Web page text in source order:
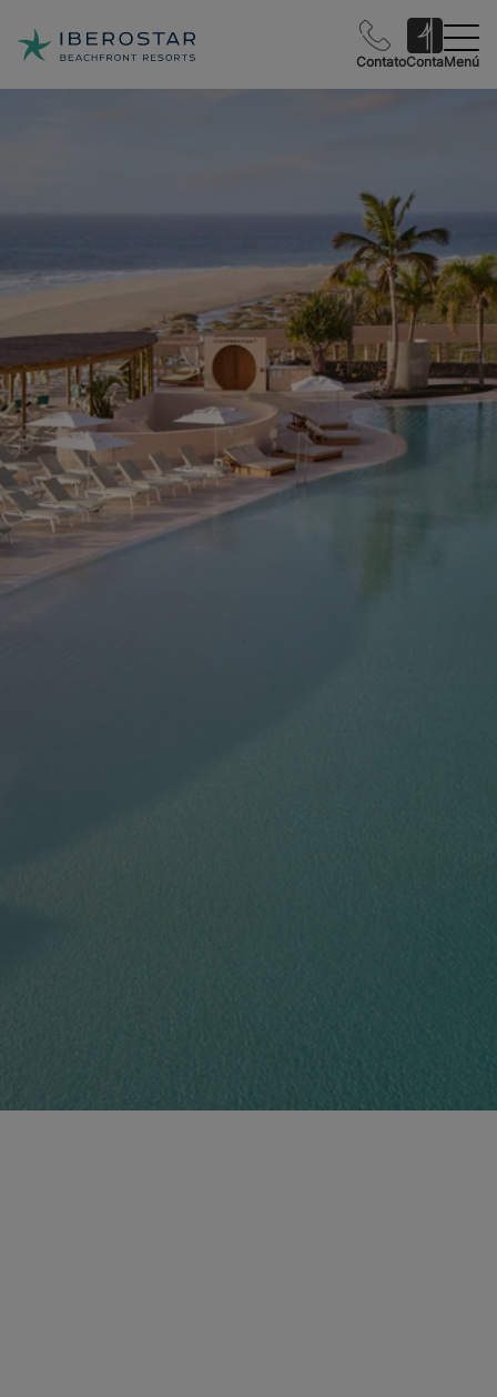
ContatoContaMenú